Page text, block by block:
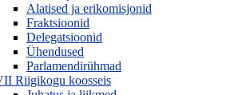
Alatised ja erikomisjonid
Fraktsioonid
Delegatsioonid
Ühendused
Parlamendirühmad
Riigikogu koosseis